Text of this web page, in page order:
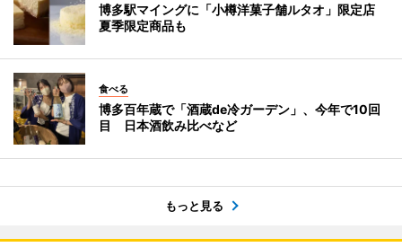
博多駅マイングに「小樽洋菓子舗ルタオ」限定店
夏季限定商品も
食べる
博多百年蔵で「酒蔵de冷ガーデン」、今年で10回
目 日本酒飲み比べなど
もっと見る